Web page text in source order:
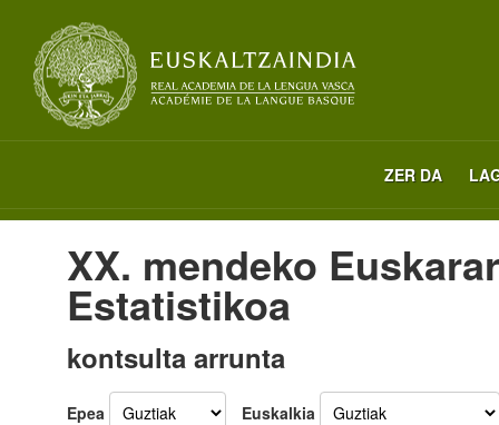
ZER DA
XX. mendeko
Estatistikoa
kontsulta arrunta
Epea Euskalkia